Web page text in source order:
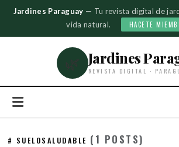
Jardines Paraguay — Tu revista digital de
vida natural.
HACETE
🌿 Jardines
REVISTA DIGITAL ·
# SUELOSALUDABLE (1 POSTS)